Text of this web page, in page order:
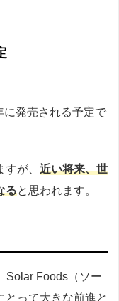
に発売される予定で
が、 近い将来、世
ると思われます。
Solar Foods（ソー
とって大きな前進と